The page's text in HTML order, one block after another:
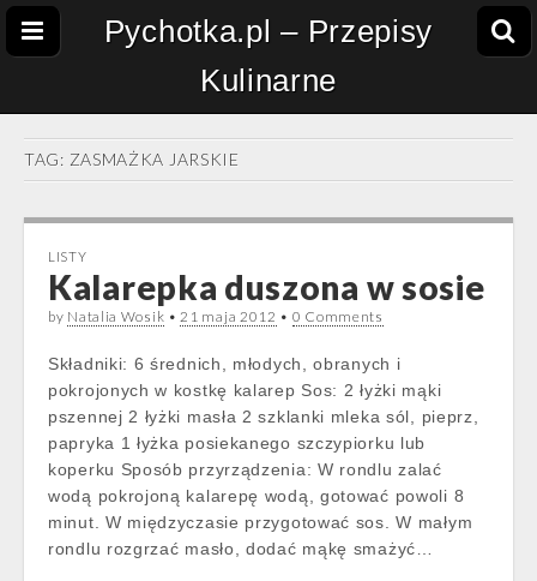
Pychotka.pl – Przepisy
Kulinarne
TAG: ZASMAŻKA JARSKIE
LISTY
Kalarepka duszona w sosie
by Natalia Wosik •21 maja 2012 • 0 Comments
Składniki: 6 średnich, młodych, obranych i
pokrojonych w kostkę kalarep Sos: 2 łyżki mąki
pszennej 2 łyżki masła 2 szklanki mleka sól, pieprz,
papryka 1 łyżka posiekanego szczypiorku lub
koperku Sposób przyrządzenia: W rondlu zalać
wodą pokrojoną kalarepę wodą, gotować powoli 8
minut. W międzyczasie przygotować sos. W małym
rondlu rozgrzać masło, dodać mąkę smażyć…